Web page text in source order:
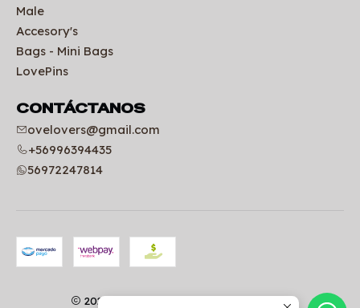
Male
Accesory's
Bags - Mini Bags
LovePins
CONTÁCTANOS
ovelovers@gmail.com
+56996394435
56972247814
2026 Uniformes clínicos | OVELOVERS.